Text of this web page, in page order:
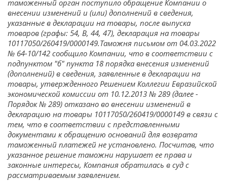
таможенный орган поступило обращение Компании о
внесении изменений и (или) дополнений в сведения,
указанные в декларации на товары, после выпуска
товаров (графы: 54, В, 44, 47), декларация на товары
10117050/260419/0000149.Таможня письмом от 04.03.2022
№ 64-10/142 сообщило Компании, что в соответствии с
подпунктом "б" пункта 18 порядка внесения изменений
(дополнений) в сведения, заявленные в декларации на
товары, утвержденного Решением Коллегии Евразийской
экономической комиссии от 10.12.2013 № 289 (далее -
Порядок № 289) отказано во внесении изменений в
декларацию на товары 10117050/260419/0000149 в связи с
тем, что в соответствии с представленными
документами к обращению оснований для возврата
таможенный платежей не установлено. Посчитав, что
указанное решение таможни нарушает ее права и
законные интересы, Компания обратилась в суд с
рассматриваемым заявлением.